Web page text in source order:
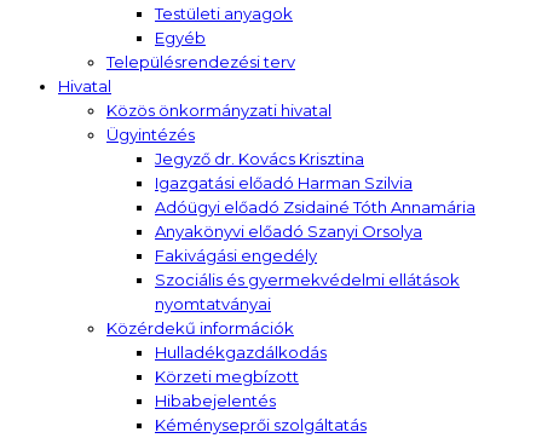
Testületi anyagok
Egyéb
Településrendezési terv
Hivatal
Közös önkormányzati hivatal
Ügyintézés
Jegyző dr. Kovács Krisztina
Igazgatási előadó Harman Szilvia
Adóügyi előadó Zsidainé Tóth Annamária
Anyakönyvi előadó Szanyi Orsolya
Fakivágási engedély
Szociális és gyermekvédelmi ellátások
nyomtatványai
Közérdekű információk
Hulladékgazdálkodás
Körzeti megbízott
Hibabejelentés
Kéményseprői szolgáltatás